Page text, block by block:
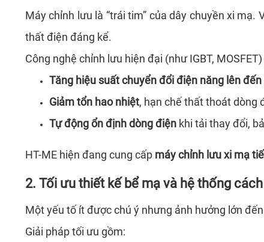
Máy chỉnh lưu là “trái tim” của dây chuyền xi mạ.
thất điện đáng kể.
Công nghệ chỉnh lưu hiện đại (như IGBT,
Tăng hiệu suất chuyển đổi điện năng lên đến
Giảm tổn hao nhiệt, hạn chế thất thoát dòng
Tự động ổn định dòng điện khi tải thay đổi,
HT-ME hiện đang cung cấp máy chỉnh lưu xi mạ
2. Tối ưu thiết kế bể mạ và hệ thống
Một yếu tố ít được chú ý nhưng ảnh hưởng lớn
Giải pháp tối ưu gồm: